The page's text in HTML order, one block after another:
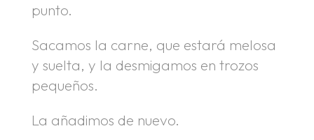
punto.
Sacamos la carne, que estará melosa
y suelta, y la desmigamos en trozos
pequeños.
La añadimos de nuevo.